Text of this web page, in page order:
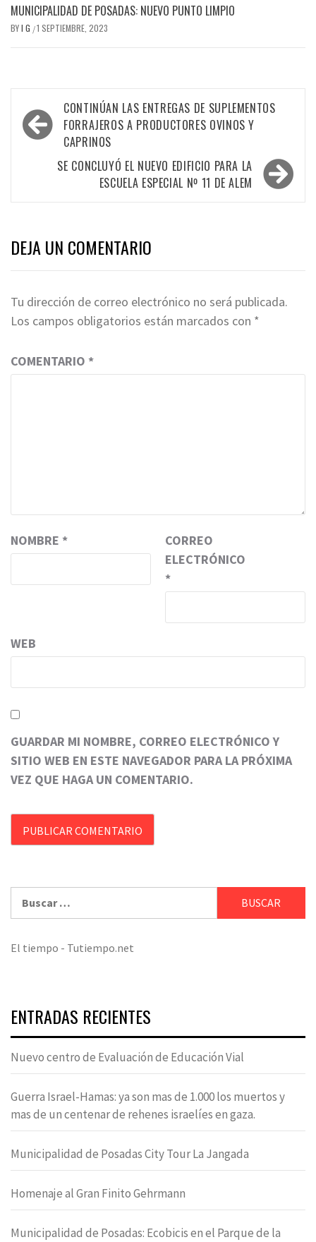
MUNICIPALIDAD DE POSADAS: NUEVO PUNTO LIMPIO
BYI G /1 SEPTIEMBRE, 2023
Navegación
de
entradas
CONTINÚAN LAS ENTREGAS DE SUPLEMENTOS
FORRAJEROS A PRODUCTORES OVINOS Y
CAPRINOS
SE CONCLUYÓ EL NUEVO EDIFICIO PARA LA
ESCUELA ESPECIAL Nº 11 DE ALEM
DEJA UN COMENTARIO
Tu dirección de correo electrónico no será publicada.
Los campos obligatorios están marcados con *
COMENTARIO *
NOMBRE *
CORREO
ELECTRÓNICO
*
WEB
GUARDAR MI NOMBRE, CORREO ELECTRÓNICO Y
SITIO WEB EN ESTE NAVEGADOR PARA LA PRÓXIMA
VEZ QUE HAGA UN COMENTARIO.
El tiempo - Tutiempo.net
ENTRADAS RECIENTES
Nuevo centro de Evaluación de Educación Vial
Guerra Israel-Hamas: ya son mas de 1.000 los muertos y
mas de un centenar de rehenes israelíes en gaza.
Municipalidad de Posadas City Tour La Jangada
Homenaje al Gran Finito Gehrmann
Municipalidad de Posadas: Ecobicis en el Parque de la